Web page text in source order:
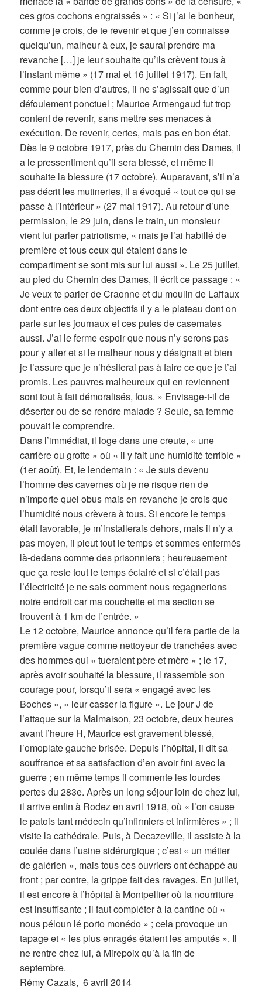
ces gros cochons engraissés » : « Si j’ai le bonheur,
comme je crois, de te revenir et que j’en connaisse
quelqu’un, malheur à eux, je saurai prendre ma
revanche […] je leur souhaite qu’ils crèvent tous à
l’instant même » (17 mai et 16 juillet 1917). En fait,
comme pour bien d’autres, il ne s’agissait que d’un
défoulement ponctuel ; Maurice Armengaud fut trop
content de revenir, sans mettre ses menaces à
exécution. De revenir, certes, mais pas en bon état.
Dès le 9 octobre 1917, près du Chemin des Dames, il
a le pressentiment qu’il sera blessé, et même il
souhaite la blessure (17 octobre). Auparavant, s’il n’a
pas décrit les mutineries, il a évoqué « tout ce qui se
passe à l’intérieur » (27 mai 1917). Au retour d’une
permission, le 29 juin, dans le train, un monsieur
vient lui parler patriotisme, « mais je l’ai habillé de
première et tous ceux qui étaient dans le
compartiment se sont mis sur lui aussi ». Le 25 juillet,
au pied du Chemin des Dames, il écrit ce passage : «
Je veux te parler de Craonne et du moulin de Laffaux
dont entre ces deux objectifs il y a le plateau dont on
parle sur les journaux et ces putes de casemates
aussi. J’ai le ferme espoir que nous n’y serons pas
pour y aller et si le malheur nous y désignait et bien
je t’assure que je n’hésiterai pas à faire ce que je t’ai
promis. Les pauvres malheureux qui en reviennent
sont tout à fait démoralisés, fous. » Envisage-t-il de
déserter ou de se rendre malade ? Seule, sa femme
pouvait le comprendre.
Dans l’immédiat, il loge dans une creute, « une
carrière ou grotte » où « il y fait une humidité terrible »
(1er août). Et, le lendemain : « Je suis devenu
l’homme des cavernes où je ne risque rien de
n’importe quel obus mais en revanche je crois que
l’humidité nous crèvera à tous. Si encore le temps
était favorable, je m’installerais dehors, mais il n’y a
pas moyen, il pleut tout le temps et sommes enfermés
là-dedans comme des prisonniers ; heureusement
que ça reste tout le temps éclairé et si c’était pas
l’électricité je ne sais comment nous regagnerions
notre endroit car ma couchette et ma section se
trouvent à 1 km de l’entrée. »
Le 12 octobre, Maurice annonce qu’il fera partie de la
première vague comme nettoyeur de tranchées avec
des hommes qui « tueraient père et mère » ; le 17,
après avoir souhaité la blessure, il rassemble son
courage pour, lorsqu’il sera « engagé avec les
Boches », « leur casser la figure ». Le jour J de
l’attaque sur la Malmaison, 23 octobre, deux heures
avant l’heure H, Maurice est gravement blessé,
l’omoplate gauche brisée. Depuis l’hôpital, il dit sa
souffrance et sa satisfaction d’en avoir fini avec la
guerre ; en même temps il commente les lourdes
pertes du 283e. Après un long séjour loin de chez lui,
il arrive enfin à Rodez en avril 1918, où « l’on cause
le patois tant médecin qu’infirmiers et infirmières » ; il
visite la cathédrale. Puis, à Decazeville, il assiste à la
coulée dans l’usine sidérurgique ; c’est « un métier
de galérien », mais tous ces ouvriers ont échappé au
front ; par contre, la grippe fait des ravages. En juillet,
il est encore à l’hôpital à Montpellier où la nourriture
est insuffisante ; il faut compléter à la cantine où «
nous péloun lé porto monédo » ; cela provoque un
tapage et « les plus enragés étaient les amputés ». Il
ne rentre chez lui, à Mirepoix qu’à la fin de
septembre.
Rémy Cazals, 6 avril 2014